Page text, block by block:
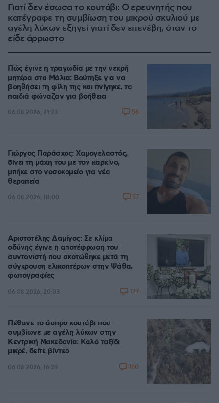
Γιατί δεν έσωσα το κουτάβι: Ο ερευνητής που
κατέγραφε τη συμβίωση του μικρού σκυλιού με
αγέλη λύκων εξηγεί γιατί δεν επενέβη, όταν το
είδε άρρωστο
Πώς έγινε η τραγωδία με την νεκρή
μητέρα στα Μάλια: Βούτηξε για να
βοηθήσει τη φίλη της και πνίγηκε, τα
παιδιά φώναζαν για βοήθεια
06.08.2026, 21:23 56
Γιώργος Παράσχος: Χαμογελαστός,
δίνει τη μάχη του με τον καρκίνο,
μπήκε στο νοσοκομείο για νέα
θεραπεία
06.08.2026, 18:00 57
Αριστοτέλης Δαμίγος: Σε κλίμα
οδύνης έγινε η αποτέφρωση του
συντονιστή που σκοτώθηκε μετά τη
σύγκρουση ελικοπτέρων στην Ψάθα,
φωτογραφίες
06.08.2026, 20:03 127
Πέθανε το άσπρο κουτάβι που
συμβίωνε με αγέλη λύκων στην
Κεντρική Μακεδονία: Καλό ταξίδι
μικρέ, δείτε βίντεο
06.08.2026, 16:39 160